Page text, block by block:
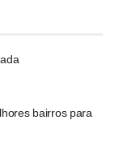
bairros para